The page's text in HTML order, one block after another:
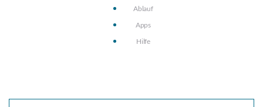
Ablauf
Apps
Hilfe